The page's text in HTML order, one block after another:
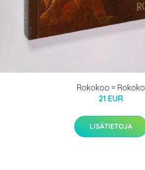
Rokokoo = Rokoko
21 EUR
LISÄTIETOJA